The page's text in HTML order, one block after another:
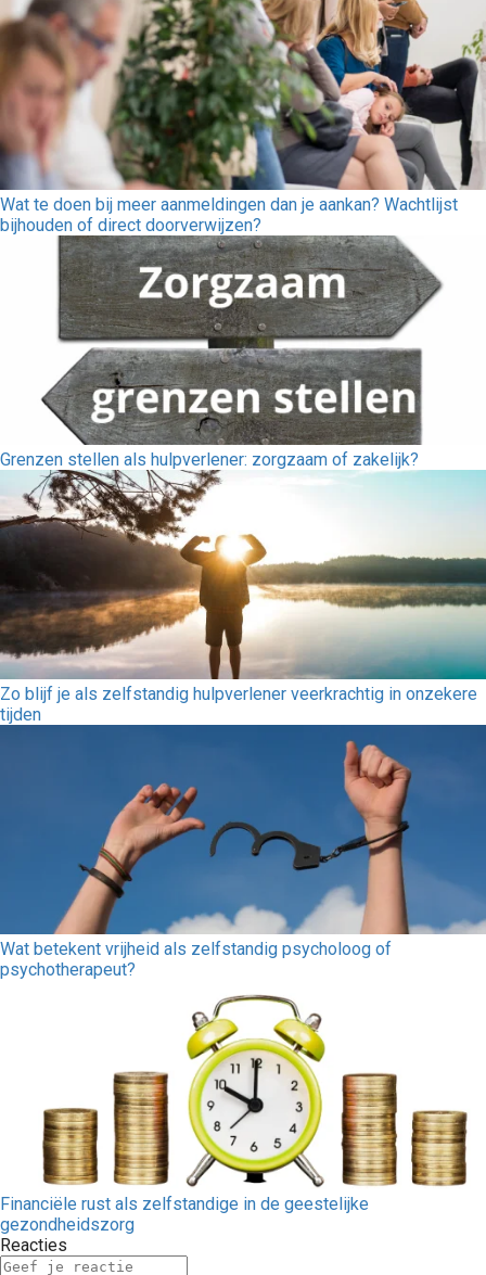
Wat te doen bij meer aanmeldingen dan je aankan? Wachtlijst
bijhouden of direct doorverwijzen?
Grenzen stellen als hulpverlener: zorgzaam of zakelijk?
Zo blijf je als zelfstandig hulpverlener veerkrachtig in onzekere
tijden
Wat betekent vrijheid als zelfstandig psycholoog of
psychotherapeut?
Financiële rust als zelfstandige in de geestelijke
gezondheidszorg
Reacties